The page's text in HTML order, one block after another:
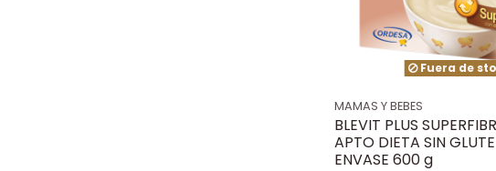
Fuera de
MAMAS Y BEBES
BLEVIT PLUS
APTO DIETA SIN
ENVASE 600 g